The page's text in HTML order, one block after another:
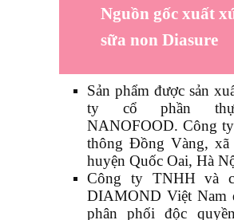
Nguồn gốc xuất
sữa non Diasure
Sản phẩm được sản
ty cổ phần
NANOFOOD. Công
thông Đồng Vàng, xã
huyện Quốc Oai, Hà
Công ty TNHH và
DIAMOND Việt Nam
phân phối độc